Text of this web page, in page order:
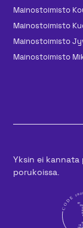
Mainos­toimisto
Mainos­toimisto
Mainos­toimisto
Mainos­toimisto
Yksin ei kannata
porukoissa.